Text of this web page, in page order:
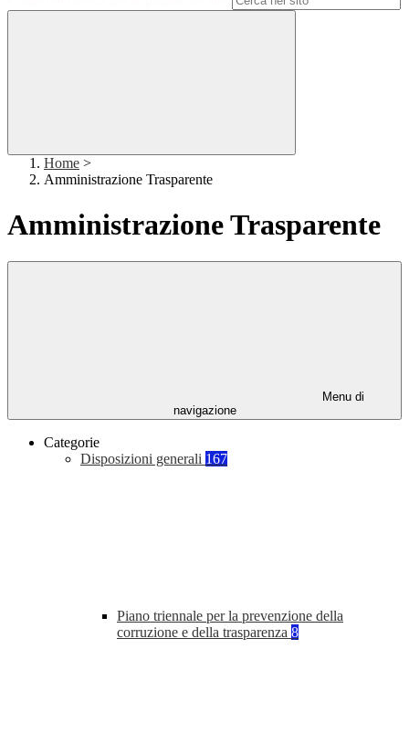
Home >
Amministrazione Trasparente
Amministrazione Trasparente
Menu di
navigazione
Categorie
Disposizioni generali 167
Piano triennale per la prevenzione della
corruzione e della trasparenza 8